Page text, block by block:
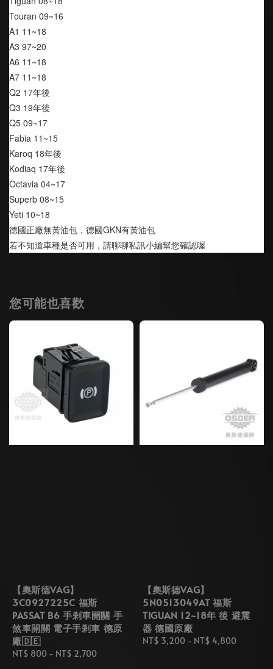
Touran 09~16
A1 11~18
A3 97~20
A6 11~18
A7 11~18
Q2 17年後
Q3 19年後
Q5 09~17
Fabia 11~15
Karoq 18年後
Kodiaq 17年後
Octavia 04~17
Superb 08~15
Yeti 10~18
德國正廠無黃油包，德國GKN有黃油包
若不知道車種是否可用，請聊聊私訊小編幫您確認喔
您可能也喜歡
【奧斯德VAG】
3C0927225C 福斯
PASSAT B6 手剎車開關 手
煞車開關 電子手剎車 德原
廠🇩🇪
Regular
NT$ 800 - NT$ 2,700
【奧斯德VAG】
5N0513049AT 福斯
TIGUAN 12~18年 後 避震
器 德國原廠
Regular
NT$ 3,200 - NT$ 4,800